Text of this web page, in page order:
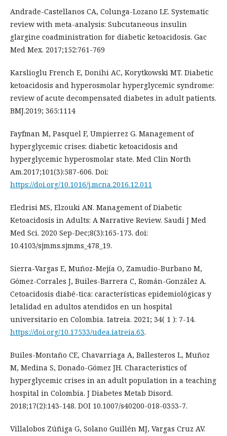
Andrade-Castellanos CA, Colunga-Lozano LE. Systematic
review with meta-analysis: Subcutaneous insulin
glargine coadministration for diabetic ketoacidosis. Gac
Med Mex. 2017;152:761-769
Karslioglu French E, Donihi AC, Korytkowski MT. Diabetic
ketoacidosis and hyperosmolar hyperglycemic syndrome:
review of acute decompensated diabetes in adult patients.
BMJ.2019; 365:1114
Fayfman M, Pasquel F, Umpierrez G. Management of
hyperglycemic crises: diabetic ketoacidosis and
hyperglycemic hyperosmolar state. Med Clin North
Am.2017;101(3):587-606. Doi:
https://doi.org/10.1016/j.mcna.2016.12.011
Eledrisi MS, Elzouki AN. Management of Diabetic
Ketoacidosis in Adults: A Narrative Review. Saudi J Med
Med Sci. 2020 Sep-Dec;8(3):165-173. doi:
10.4103/sjmms.sjmms_478_19.
Sierra-Vargas E, Muñoz-Mejía O, Zamudio-Burbano M,
Gómez-Corrales J, Builes-Barrera C, Román-González A.
Cetoacidosis diabé-tica: características epidemiológicas y
letalidad en adultos atendidos en un hospital
universitario en Colombia. Iatreia. 2021; 34( 1 ): 7-14.
https://doi.org/10.17533/udea.iatreia.63.
Builes-Montaño CE, Chavarriaga A, Ballesteros L, Muñoz
M, Medina S, Donado-Gómez JH. Characteristics of
hyperglycemic crises in an adult population in a teaching
hospital in Colombia. J Diabetes Metab Disord.
2018;17(2):143-148. DOI 10.1007/s40200-018-0353-7.
Villalobos Zúñiga G, Solano Guillén MJ, Vargas Cruz AV.